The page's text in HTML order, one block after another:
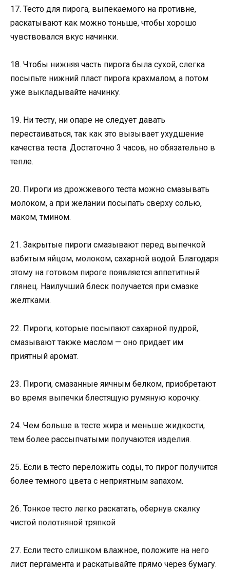
17. Тесто для пирога, выпекаемого на противне,
раскатывают как можно тоньше, чтобы хорошо
чувствовался вкус начинки.
18. Чтобы нижняя часть пирога была сухой, слегка
посыпьте нижний пласт пирога крахмалом, а потом
уже выкладывайте начинку.
19. Ни тесту, ни опаре не следует давать
перестаиваться, так как это вызывает ухудшение
качества теста. Достаточно 3 часов, но обязательно в
тепле.
20. Пироги из дрожжевого теста можно смазывать
молоком, а при желании посыпать сверху солью,
маком, тмином.
21. Закрытые пироги смазывают перед выпечкой
взбитым яйцом, молоком, сахарной водой. Благодаря
этому на готовом пироге появляется аппетитный
глянец. Наилучший блеск получается при смазке
желтками.
22. Пироги, которые посыпают сахарной пудрой,
смазывают также маслом — оно придает им
приятный аромат.
23. Пироги, смазанные яичным белком, приобретают
во время выпечки блестящую румяную корочку.
24. Чем больше в тесте жира и меньше жидкости,
тем более рассыпчатыми получаются изделия.
25. Если в тесто переложить соды, то пирог получится
более темного цвета с неприятным запахом.
26. Тонкое тесто легко раскатать, обернув скалку
чистой полотняной тряпкой
27. Если тесто слишком влажное, положите на него
лист пергамента и раскатывайте прямо через бумагу.